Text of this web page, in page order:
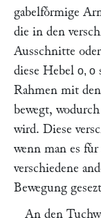
gabelfoͤrmige
die in den
Ausschnitte
diese Hebel o, o
Rahmen mit
bewegt,
wird. Diese
wenn man es
verschiedene
Bewegung
An den